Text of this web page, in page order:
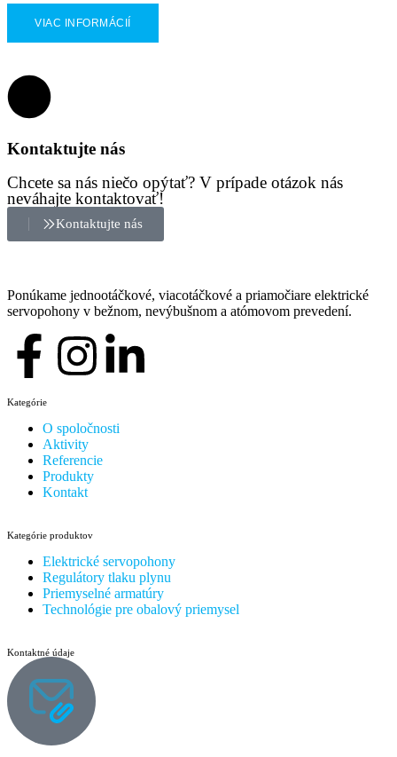
VIAC INFORMÁCIÍ
Kontaktujte nás
Chcete sa nás niečo opýtať? V prípade otázok nás
neváhajte kontaktovať!
Kontaktujte nás
Ponúkame jednootáčkové, viacotáčkové a priamočiare elektrické
servopohony v bežnom, nevýbušnom a atómovom prevedení.
Kategórie
O spoločnosti
Aktivity
Referencie
Produkty
Kontakt
Kategórie produktov
Elektrické servopohony
Regulátory tlaku plynu
Priemyselné armatúry
Technológie pre obalový priemysel
Kontaktné údaje